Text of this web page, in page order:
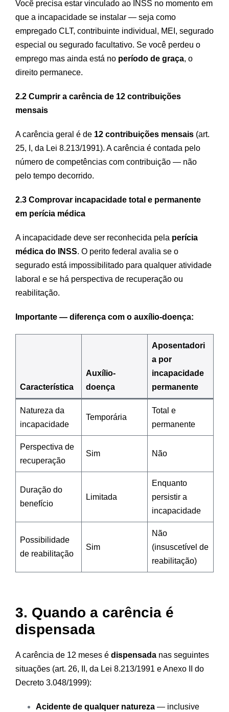
Você precisa estar vinculado ao INSS no momento em
que a incapacidade se instalar — seja como
empregado CLT, contribuinte individual, MEI, segurado
especial ou segurado facultativo. Se você perdeu o
emprego mas ainda está no período de graça, o
direito permanece.
2.2 Cumprir a carência de 12 contribuições
mensais
A carência geral é de 12 contribuições mensais (art.
25, I, da Lei 8.213/1991). A carência é contada pelo
número de competências com contribuição — não
pelo tempo decorrido.
2.3 Comprovar incapacidade total e permanente
em perícia médica
A incapacidade deve ser reconhecida pela perícia
médica do INSS. O perito federal avalia se o
segurado está impossibilitado para qualquer atividade
laboral e se há perspectiva de recuperação ou
reabilitação.
Importante — diferença com o auxílio-doença:
Característica
Auxílio-
doença
Aposentadori
a por
incapacidade
permanente
Natureza da
incapacidade
Temporária
Total e
permanente
Perspectiva de
recuperação
Sim Não
Duração do
benefício
Limitada
Enquanto
persistir a
incapacidade
Possibilidade
de reabilitação
Sim
Não
(insuscetível de
reabilitação)
3. Quando a carência é
dispensada
A carência de 12 meses é dispensada nas seguintes
situações (art. 26, II, da Lei 8.213/1991 e Anexo II do
Decreto 3.048/1999):
Acidente de qualquer natureza — inclusive